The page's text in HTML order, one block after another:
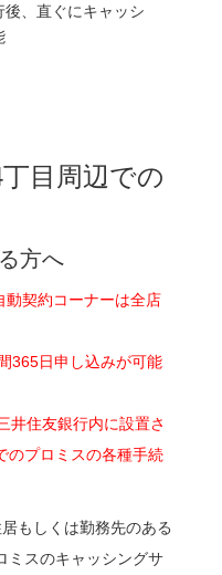
、直ぐにキャッシ
目周辺での
方へ
動契約コーナーは全店
365日申し込みが可能
井住友銀行内に設置さ
のプロミスの各種手続
もしくは勤務先のある
ミスのキャッシングサ